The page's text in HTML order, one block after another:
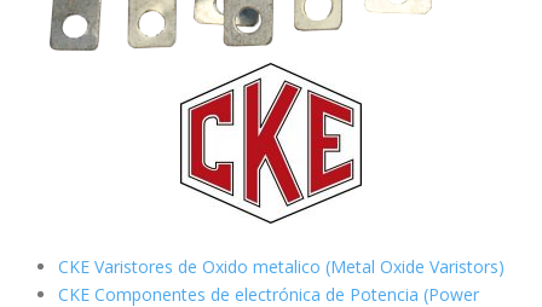
CKE Varistores de Oxido metalico (Metal Oxide Varistors)
CKE Componentes de electrónica de Potencia (Power